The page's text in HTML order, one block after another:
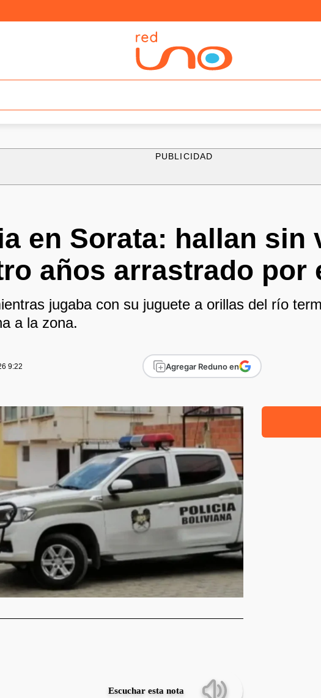
PUBLICIDAD
en Sorata: hallan sin
años arrastrado por
jugaba con su juguete a orillas del río
a la zona.
9:22 Agregar Reduno en
Escuchar esta nota